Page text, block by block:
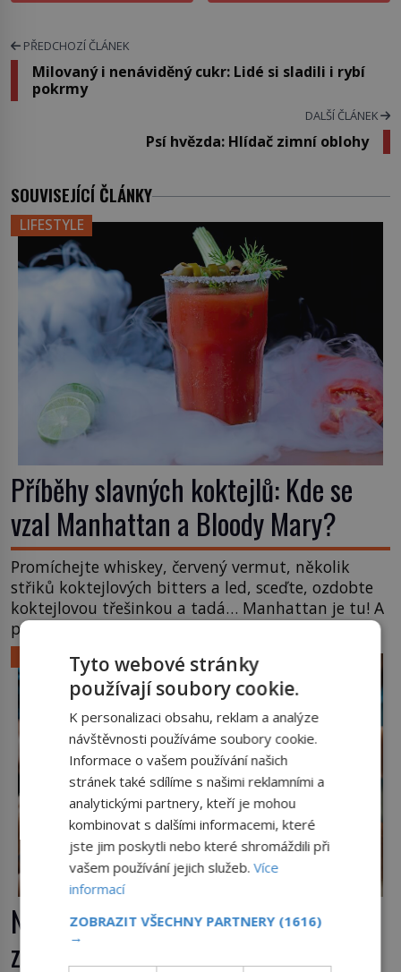
PŘEDCHOZÍ ČLÁNEK
Milovaný i nenáviděný cukr: Lidé si sladili i rybí
pokrmy
DALŠÍ ČLÁNEK
Psí hvězda: Hlídač zimní oblohy
SOUVISEJÍCÍ ČLÁNKY
LIFESTYLE
Příběhy slavných koktejlů: Kde se
vzal Manhattan a Bloody Mary?
Promíchejte whiskey, červený vermut, několik
střiků koktejlových bitters a led, sceďte, ozdobte
koktejlovou třešinkou a tadá… Manhattan je tu! A
pokud to má být skutečně on, dejte si pozor, ať
místo klasické americké rye whiskey či klidně
bourbonu nepoužijete skotskou whisku. Co se
stane? Inu, koktejl bude stále skvělý, ale už to
nebude Manhattan ale […]
LIFESTYLE
Nápoj, která chutná po seně. Jak
znechucený Američan vymyslel
Tyto webové stránky
používají soubory cookie.
K personalizaci obsahu, reklam a analýze
návštěvnosti používáme soubory cookie.
Informace o vašem používání našich
stránek také sdílíme s našimi reklamními a
analytickými partnery, kteří je mohou
kombinovat s dalšími informacemi, které
jste jim poskytli nebo které shromáždili při
vašem používání jejich služeb.Více
informací
ZOBRAZIT VŠECHNY PARTNERY (1616)
→